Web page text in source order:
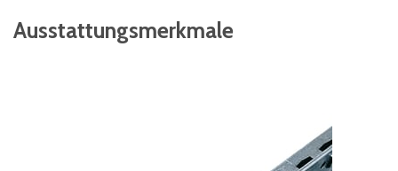
Ausstattungsmerkmale